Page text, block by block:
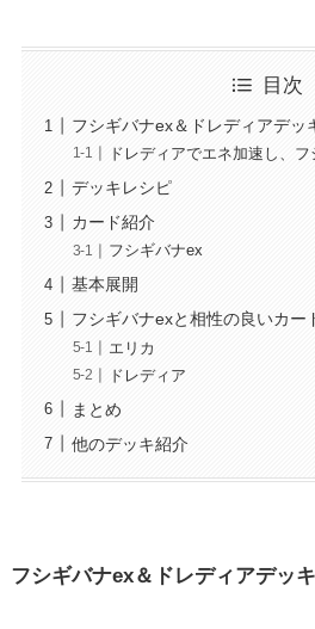
目次
フシギバナex＆ドレディアデッ
ドレディアでエネ加速し、
デッキレシピ
カード紹介
フシギバナex
基本展開
フシギバナexと相性の良いカー
エリカ
ドレディア
まとめ
他のデッキ紹介
フシギバナex＆ドレディアデッ